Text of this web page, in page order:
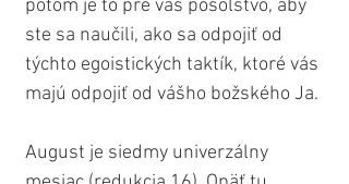
potom je to pre vás posolstvo, aby
ste sa naučili, ako sa odpojiť od
týchto egoistických taktík, ktoré vás
majú odpojiť od vášho božského Ja.
August je siedmy univerzálny